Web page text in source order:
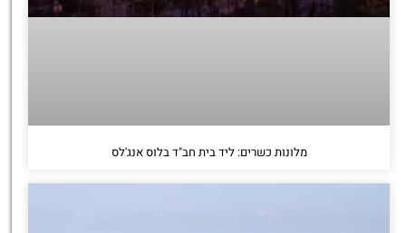
מלונות כשרים: ליד בית חב"ד בלוס אנג'לס